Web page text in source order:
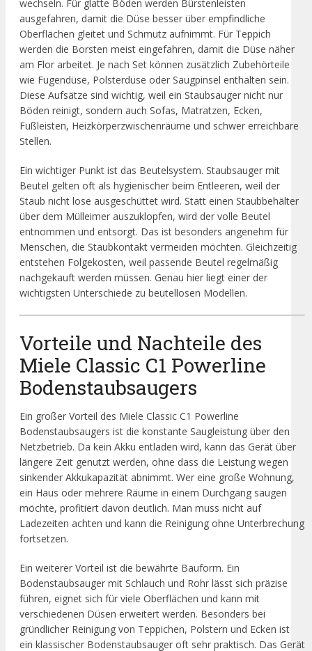
wechseln. Für glatte Böden werden Bürstenleisten
ausgefahren, damit die Düse besser über empfindliche
Oberflächen gleitet und Schmutz aufnimmt. Für Teppich
werden die Borsten meist eingefahren, damit die Düse näher
am Flor arbeitet. Je nach Set können zusätzlich Zubehörteile
wie Fugendüse, Polsterdüse oder Saugpinsel enthalten sein.
Diese Aufsätze sind wichtig, weil ein Staubsauger nicht nur
Böden reinigt, sondern auch Sofas, Matratzen, Ecken,
Fußleisten, Heizkörperzwischenräume und schwer erreichbare
Stellen.
Ein wichtiger Punkt ist das Beutelsystem. Staubsauger mit
Beutel gelten oft als hygienischer beim Entleeren, weil der
Staub nicht lose ausgeschüttet wird. Statt einen Staubbehälter
über dem Mülleimer auszuklopfen, wird der volle Beutel
entnommen und entsorgt. Das ist besonders angenehm für
Menschen, die Staubkontakt vermeiden möchten. Gleichzeitig
entstehen Folgekosten, weil passende Beutel regelmäßig
nachgekauft werden müssen. Genau hier liegt einer der
wichtigsten Unterschiede zu beutellosen Modellen.
Vorteile und Nachteile des
Miele Classic C1 Powerline
Bodenstaubsaugers
Ein großer Vorteil des Miele Classic C1 Powerline
Bodenstaubsaugers ist die konstante Saugleistung über den
Netzbetrieb. Da kein Akku entladen wird, kann das Gerät über
längere Zeit genutzt werden, ohne dass die Leistung wegen
sinkender Akkukapazität abnimmt. Wer eine große Wohnung,
ein Haus oder mehrere Räume in einem Durchgang saugen
möchte, profitiert davon deutlich. Man muss nicht auf
Ladezeiten achten und kann die Reinigung ohne Unterbrechung
fortsetzen.
Ein weiterer Vorteil ist die bewährte Bauform. Ein
Bodenstaubsauger mit Schlauch und Rohr lässt sich präzise
führen, eignet sich für viele Oberflächen und kann mit
verschiedenen Düsen erweitert werden. Besonders bei
gründlicher Reinigung von Teppichen, Polstern und Ecken ist
ein klassischer Bodenstaubsauger oft sehr praktisch. Das Gerät